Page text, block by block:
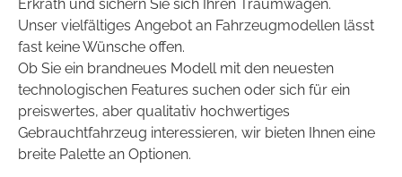
Erkrath und sichern Sie sich Ihren Traumwagen.
Unser vielfältiges Angebot an Fahrzeugmodellen lässt
fast keine Wünsche offen.
Ob Sie ein brandneues Modell mit den neuesten
technologischen Features suchen oder sich für ein
preiswertes, aber qualitativ hochwertiges
Gebrauchtfahrzeug interessieren, wir bieten Ihnen eine
breite Palette an Optionen.